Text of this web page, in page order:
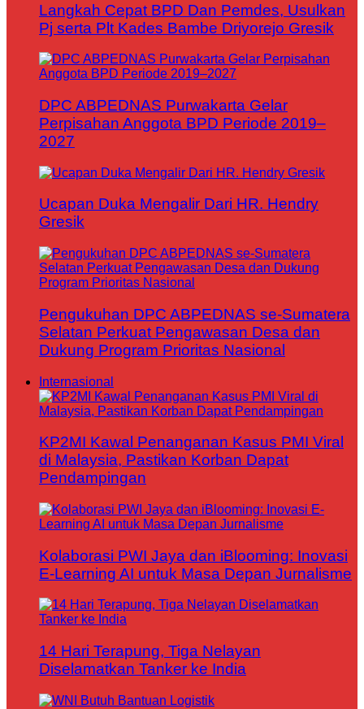
Langkah Cepat BPD Dan Pemdes, Usulkan
Pj serta Plt Kades Bambe Driyorejo Gresik
DPC ABPEDNAS Purwakarta Gelar
Perpisahan Anggota BPD Periode 2019–
2027
Ucapan Duka Mengalir Dari HR. Hendry
Gresik
Pengukuhan DPC ABPEDNAS se-Sumatera
Selatan Perkuat Pengawasan Desa dan
Dukung Program Prioritas Nasional
Internasional
KP2MI Kawal Penanganan Kasus PMI Viral
di Malaysia, Pastikan Korban Dapat
Pendampingan
Kolaborasi PWI Jaya dan iBlooming: Inovasi
E-Learning AI untuk Masa Depan Jurnalisme
14 Hari Terapung, Tiga Nelayan
Diselamatkan Tanker ke India